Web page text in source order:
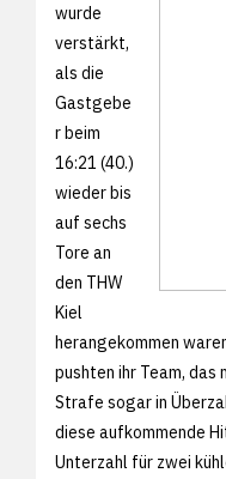
wurde
verstärkt,
als die
Gastgebe
r beim
16:21 (40.)
wieder bis
auf sechs
Tore an
den THW
Kiel
herangekommen
pushten ihr Team, das
Strafe sogar in
diese aufkommende
Unterzahl für zwei